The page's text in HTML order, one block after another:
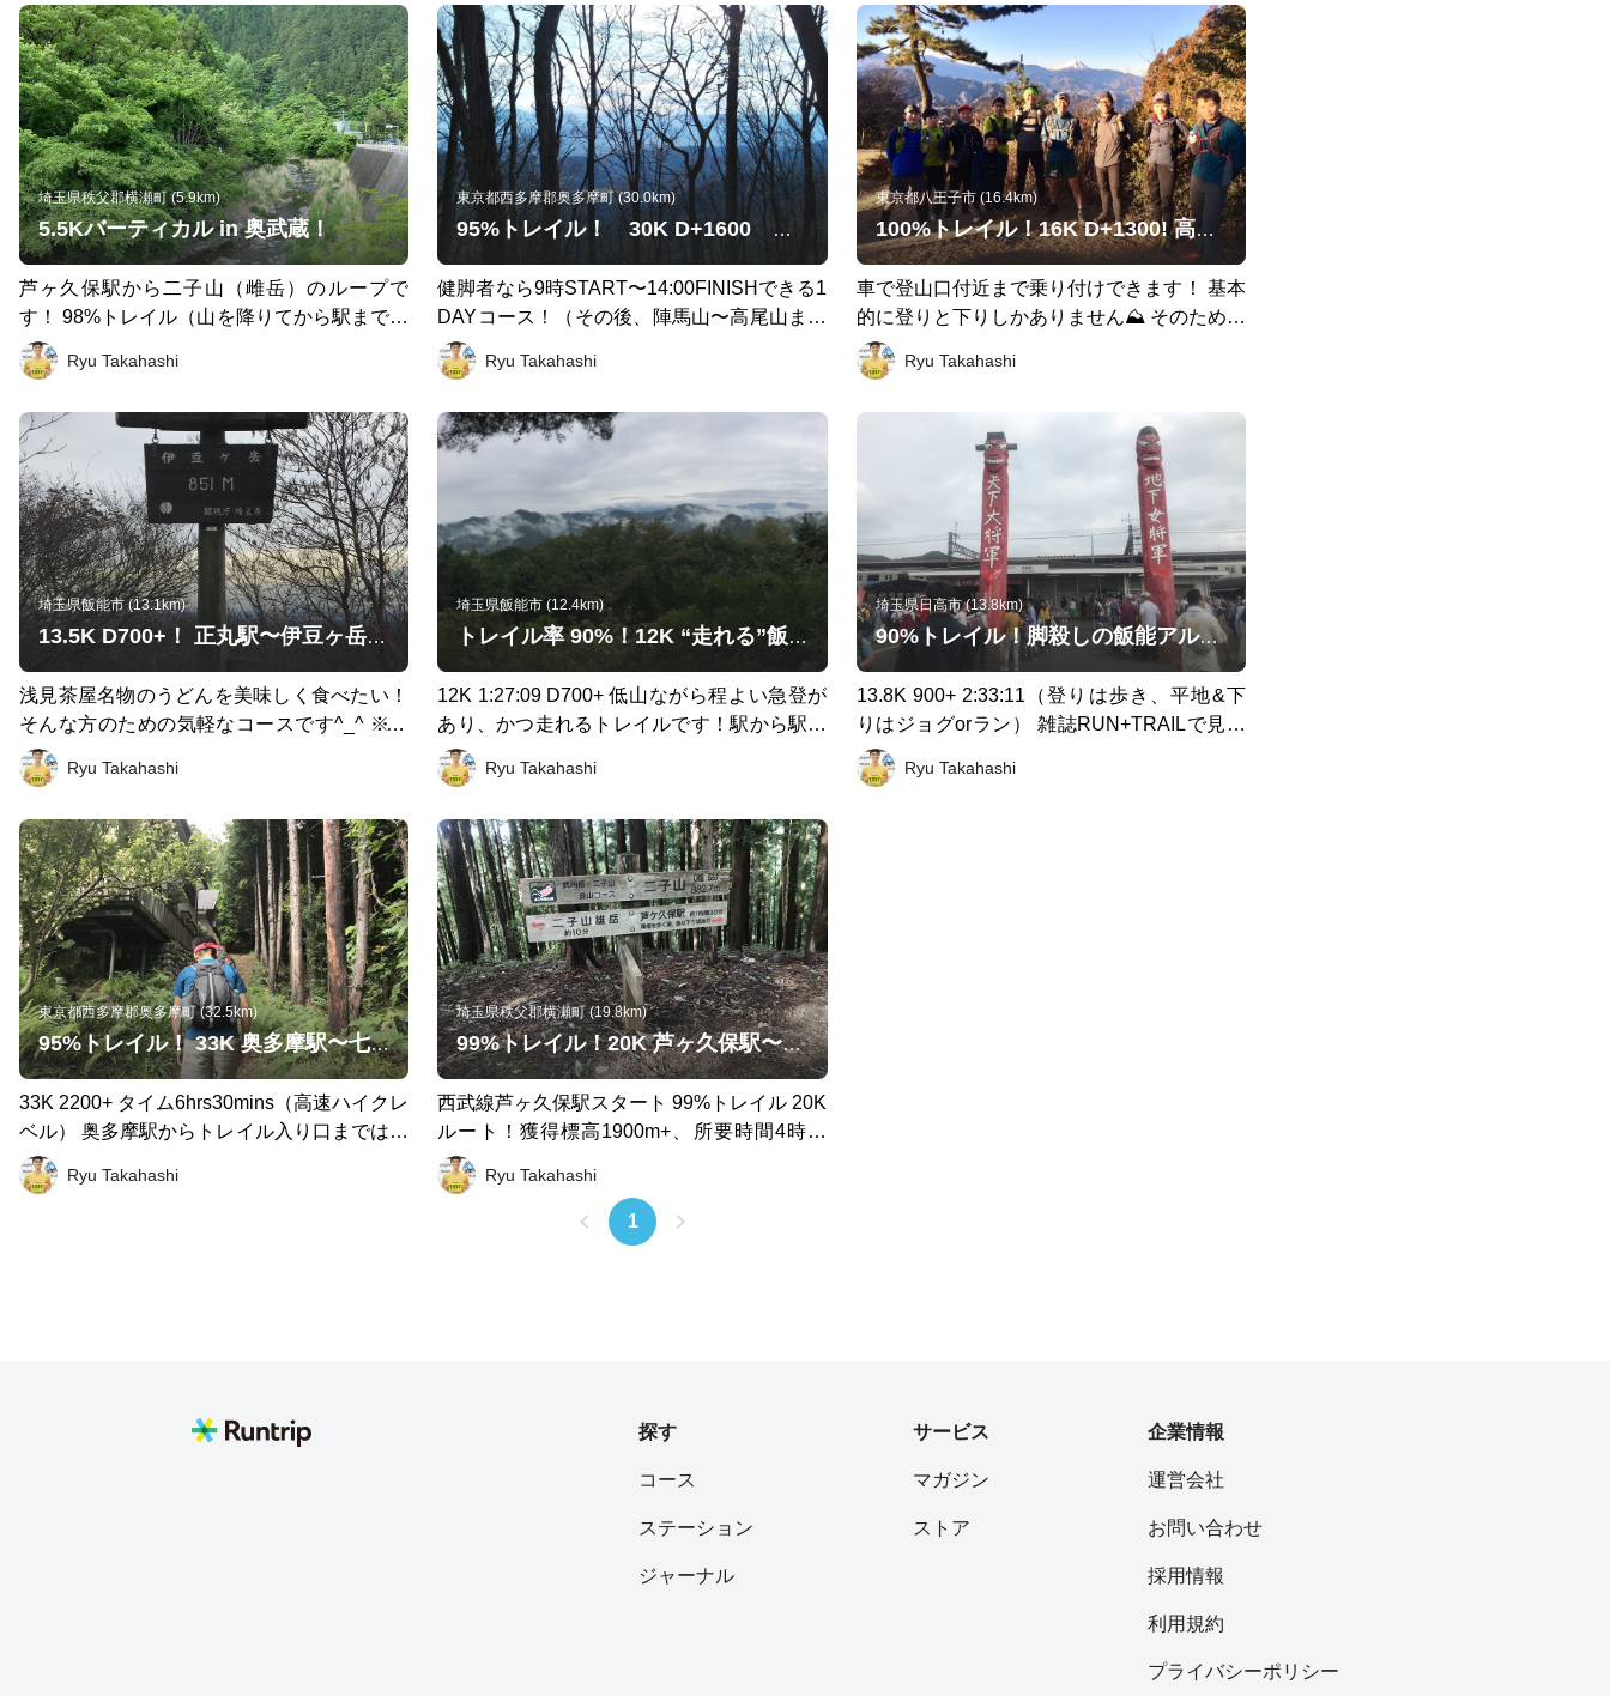
埼玉県秩父郡横瀬町 (5.9km)
5.5Kバーティカル in 奥武蔵！
芦ヶ久保駅から二子山（雌岳）のループで
す！ 98%トレイル（山を降りてから駅までの
短い距離のみ）という脚に厳しくも優しいコ
ース。 下りはスカイランニング系の（急峻
走れれば、さくっと1時間以内で終わります
のでオススメです👍
Ryu Takahashi
東京都西多摩郡奥多摩町 (30.0km)
95%トレイル！ 30K D+1600 三頭山〜西原峠〜醍醐山〜和田峠（バス停）
健脚者なら9時START〜14:00FINISHできる1
DAYコース！（その後、陣馬山〜高尾山まで
行く場合は、16:00FINISHくらい？） 奥多摩
駅よりバスで「深山橋」下車し、橋を渡ると
コース最大の山場。約1,000mを一気に上がり
ます。 その後、（西峰）三頭山山頂に到着後
は、ダウントレイル基調のアップダウンが繰
り返され、いい感じに鍛えられます。 注意
としては、水場が和田峠までないため全て背
負っていかなければならないところ？？その
ため、夏場は昼ごはん、軽食、そして2Lほど
水を持っておくと安心。 和田峠小屋まで辿
り着けば、カップラーメンやコーラなどが手
に入り、身体も復活するでしょう！！ （時間
と体調を考え、そこから陣馬山〜高尾山コー
スもGood。その場合は、総距離40K D+3000
mとなります。） 和田峠小屋から、バス停ま
屋のおじさんにバスの時間を聞いておくこと
をオススメします。１時間に一本です。） ※
標高マップは、最後の写真にてご確認いただ
けます⛰
Ryu Takahashi
東京都八王子市 (16.4km)
100%トレイル！16K D+1300! 高尾天狗ループ
車で登山口付近まで乗り付けできます！ 基本
的に登りと下りしかありません⛰ そのためト
レーニングにはもってこいだと思います^_^
一回が16Kのループ
Ryu Takahashi
埼玉県飯能市 (13.1km)
13.5K D700+！ 正丸駅〜伊豆ヶ岳〜天目指峠〜子の権現〜吾野駅
浅見茶屋名物のうどんを美味しく食べたい！
そんな方のための気軽なコースです^_^ ※登
りのキツイところもありますが、どのくらい
攻めるかで負荷が変わりますのでご安心くだ
ださい⛰
Ryu Takahashi
埼玉県飯能市 (12.4km)
トレイル率 90%！12K “走れる”飯能トレイル 東吾野駅〜橋本山〜鎌北湖〜物見山〜高麗駅
12K 1:27:09 D700+ 低山ながら程よい急登が
あり、かつ走れるトレイルです！駅から駅ま
でを繋ぐワンウェイルートのため、荷物は背
負う必要ありますが、行動食くらいはあった
Ryu Takahashi
埼玉県日高市 (13.8km)
90%トレイル！脚殺しの飯能アルプス（高麗駅〜天覚山〜大高山〜吾野駅）
13.8K 900+ 2:33:11（登りは歩き、平地&下
りはジョグorラン） 雑誌RUN+TRAILで見か
けたコースを走りましたが、あと5Kのところ
でエスケープ。（本当は浅見茶屋で肉汁うど
Ryu Takahashi
東京都西多摩郡奥多摩町 (32.5km)
95%トレイル！ 33K 奥多摩駅〜七ツ石山〜雲取山〜鴨沢バス停
33K 2200+ タイム6hrs30mins（高速ハイクレ
ベル） 奥多摩駅からトレイル入り口までは、
ロードを上がります。その後は全てトレイ
ル！ 待ち受けるは、いきなりの急登！ここが
登頂後のダウントレイルはとても走り易く、
Ryu Takahashi
埼玉県秩父郡横瀬町 (19.8km)
99%トレイル！20K 芦ヶ久保駅〜二子山〜焼山〜武川岳〜妻坂峠〜大持山〜武甲山〜浦山口駅
西武線芦ヶ久保駅スタート 99%トレイル 20K
ルート！獲得標高1900m+、所要時間4時間
（毎ピークで5mins休憩込み）です。エレベ
ーションデータ写真の通り、アップダウンは
多くあり且つ武甲山までは基本登りです。キ
ツイです笑（10Kロードランニング 4’50”/km
して、ゴールの浦山口駅から西武秩父駅まで
の移動後は、温泉で疲れた身体を癒してあげ
ることも可能です^_^ ▼下記URLで全工程
https://www.relive.cc/view/1795294598
Ryu Takahashi
1
探す
コース
ステーション
ジャーナル
サービス
マガジン
ストア
企業情報
運営会社
お問い合わせ
採用情報
利用規約
プライバシーポリシー